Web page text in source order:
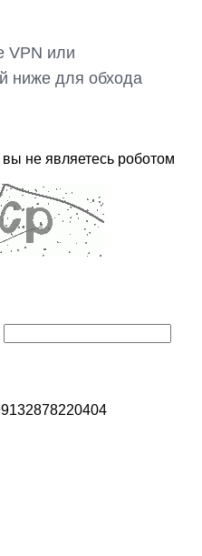
VPN или
ниже для обхода
не являетесь роботом